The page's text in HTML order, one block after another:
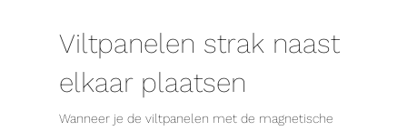
Viltpanelen strak naast
elkaar plaatsen
Wanneer je de viltpanelen met de magnetische